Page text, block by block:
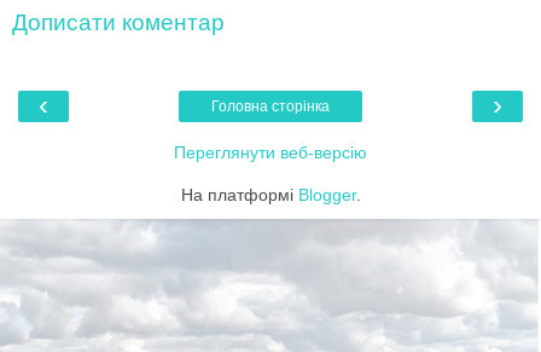
Дописати коментар
‹ ›
Головна сторінка
Переглянути веб-версію
На платформі Blogger.